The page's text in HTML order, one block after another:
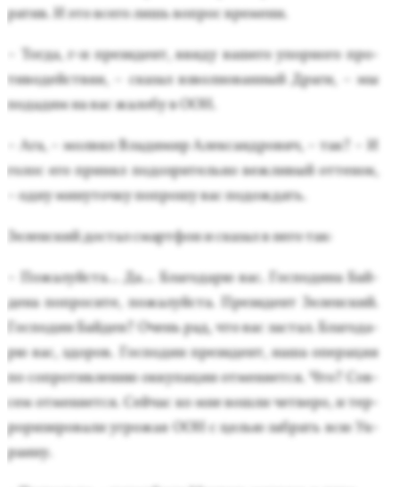
ратив. И это все­го лишь воп­рос вре­мени.
– Тог­да, г-н пре­зидент, вви­ду ва­шего упор­но­го про­
тиво­дей­ствия, – ска­зал взвол­но­ван­ный Дра­ги, – мы
по­дадим на вас жа­лобу в О­ОН.
– Ага, – мол­вил Вла­димир Алек­сан­дро­вич, – так? – И
го­лос его при­нял по­доз­ри­тель­но веж­ли­вый от­те­нок,
– од­ну ми­нуточ­ку поп­ро­шу вас по­дож­дать.
Зе­лен­ский дос­тал смар­тфон и ска­зал в не­го так:
– По­жалуй­ста... Да... Бла­года­рю вас. Гос­по­дина Бай­
де­на поп­ро­сите, по­жалуй­ста. Пре­зидент Зе­лен­ский.
Гос­по­дин Бай­ден? Очень рад, что вас зас­тал. Бла­года­
рю вас, здо­ров. Гос­по­дин пре­зидент, на­ша опе­рация
по соп­ро­тив­ле­нию ок­ку­пации от­ме­ня­ет­ся. Что? Сов­
сем от­ме­ня­ет­ся. Сей­час ко мне вош­ли чет­ве­ро, и тер­
ро­ризи­рова­ли уг­ро­жая О­ОН с целью заб­рать всю Ук­
ра­ину.